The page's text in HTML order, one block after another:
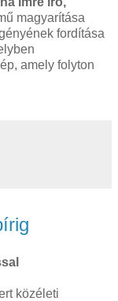
magyarítása
fordítása
amely folyton
közéleti